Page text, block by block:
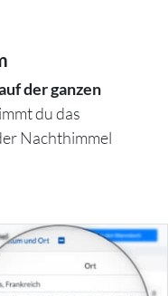
der ganzen
du das
Nachthimmel